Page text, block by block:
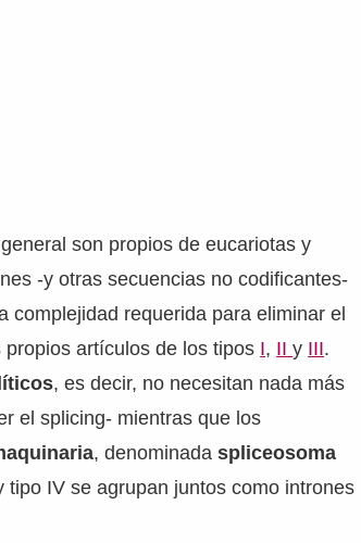
son propios de eucariotas y
-y otras secuencias no codificantes-
complejidad requerida para eliminar el
artículos de los tipos I, IIy III.
, es decir, no necesitan nada más
el splicing- mientras que los
, denominadaspliceosoma
IV se agrupan juntos como intrones